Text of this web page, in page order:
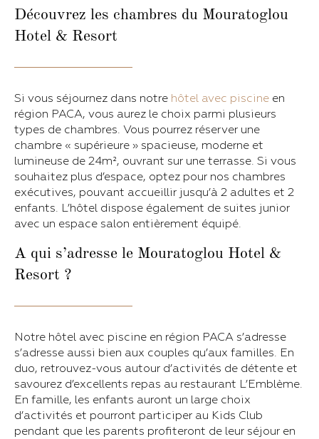
Découvrez les chambres du Mouratoglou
Hotel & Resort
Si vous séjournez dans notre hôtel avec piscine en
région PACA, vous aurez le choix parmi plusieurs
types de chambres. Vous pourrez réserver une
chambre « supérieure » spacieuse, moderne et
lumineuse de 24m², ouvrant sur une terrasse. Si vous
souhaitez plus d’espace, optez pour nos chambres
exécutives, pouvant accueillir jusqu’à 2 adultes et 2
enfants. L’hôtel dispose également de suites junior
avec un espace salon entièrement équipé.
A qui s’adresse le Mouratoglou Hotel &
Resort ?
Notre hôtel avec piscine en région PACA s’adresse
s’adresse aussi bien aux couples qu’aux familles. En
duo, retrouvez-vous autour d’activités de détente et
savourez d’excellents repas au restaurant L’Emblème.
En famille, les enfants auront un large choix
d’activités et pourront participer au Kids Club
pendant que les parents profiteront de leur séjour en